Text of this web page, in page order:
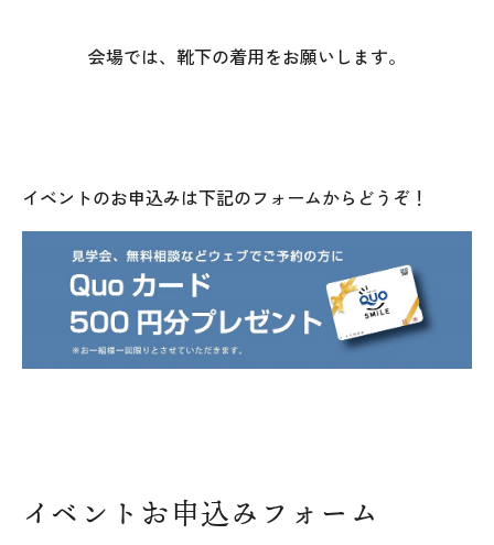
会場では、靴下の着用をお願いします。
イベントのお申込みは下記のフォームからどうぞ！
イベントお申込みフォーム